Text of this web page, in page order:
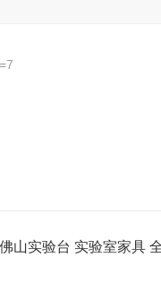
佛山实验台 实验室家具